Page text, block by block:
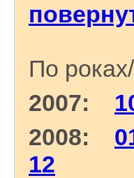
По
2007:
2008:
12